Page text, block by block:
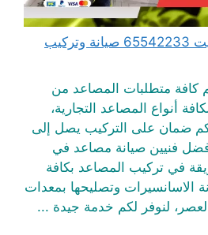
صيانة مصاعد في الكويت 65542233 صيانة وتركيب
كافة متطلبات المصاعد من
أنواع المصاعد التجارية،
ضمان على التركيب يصل إلى
فنيين صيانة مصاعد في
في تركيب المصاعد بكافة
الاسانسيرات وتصليحها بمعدات
لنوفر لكم خدمة جيدة ...